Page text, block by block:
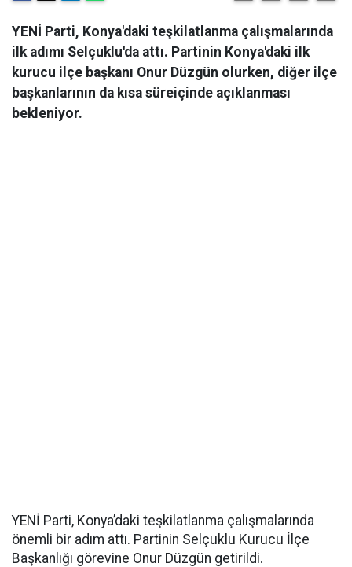
YENİ Parti, Konya'daki teşkilatlanma çalışmalarında
ilk adımı Selçuklu'da attı. Partinin Konya'daki ilk
kurucu ilçe başkanı Onur Düzgün olurken, diğer ilçe
başkanlarının da kısa süreiçinde açıklanması
bekleniyor.
YENİ Parti, Konya’daki teşkilatlanma çalışmalarında
önemli bir adım attı. Partinin Selçuklu Kurucu İlçe
Başkanlığı görevine Onur Düzgün getirildi.